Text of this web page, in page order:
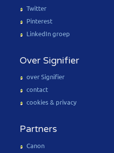
Twitter
Pinterest
LinkedIn groep
Over Signifier
over Signifier
contact
cookies & privacy
Partners
Canon